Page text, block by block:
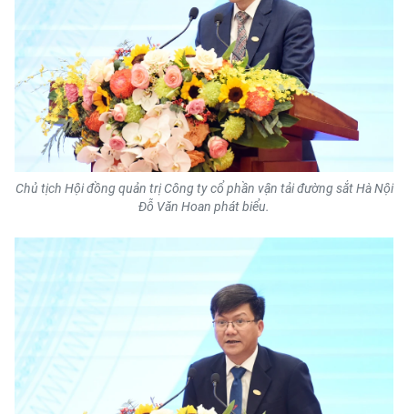
ENGLISH
中文
FRANÇAIS
РУССКИЙ
ESPAÑOL
Chủ tịch Hội đồng quản trị Công ty cổ phần vận tải đường sắt Hà Nội
Đỗ Văn Hoan phát biểu.